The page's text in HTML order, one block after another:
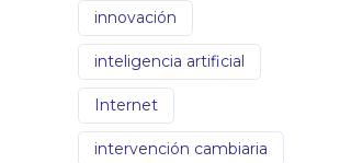
innovación
inteligencia artificial
Internet
intervención cambiaria